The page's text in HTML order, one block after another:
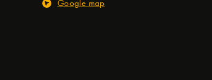
Google map